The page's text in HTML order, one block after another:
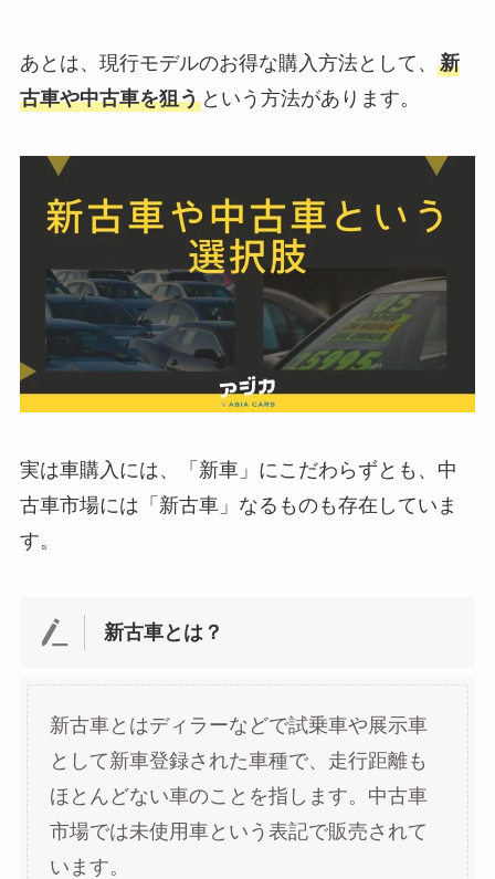
あとは、現行モデルのお得な購入方法として、 新
古車や中古車を狙うという方法があります。
実は車購入には、「新車」にこだわらずとも、中
古車市場には「新古車」なるものも存在していま
す。
新古車とは？
新古車とはディラーなどで試乗車や展示車
として新車登録された車種で、走行距離も
ほとんどない車のことを指します。中古車
市場では未使用車という表記で販売されて
います。